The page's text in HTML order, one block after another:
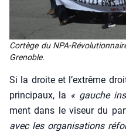
Cor­tège du NPA-
Gre­noble.
Si la droite et l’ex­trême
prin­ci­paux, la « gauche
ment dans le viseur du
avec les orga­ni­sa­tions